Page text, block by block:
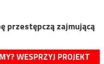
przestępczą zajmującą
WESPRZYJ PROJEKT